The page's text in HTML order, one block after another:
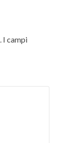
I campi